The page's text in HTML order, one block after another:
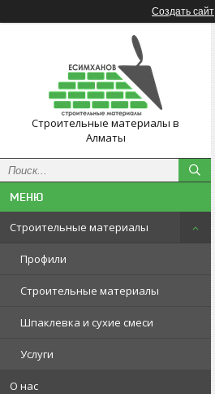
Создать сайт
Строительные материалы в
Алматы
Строительные материалы
Профили
Строительные материалы
Шпаклевка и сухие смеси
Услуги
О нас